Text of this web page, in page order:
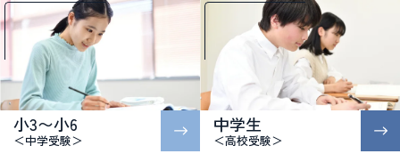
小3〜小6
＜中学受験＞
中学生
＜高校受験＞